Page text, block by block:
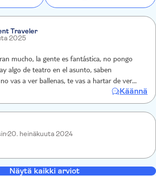
Traveler
2025
mucho, la gente es fantástica, no pongo
algo de teatro en el asunto, saben
vas a ver ballenas, te vas a hartar de ver
de ver una ballena es muy, pero que
Käännä
20. heinäkuuta 2024
Näytä kaikki arviot